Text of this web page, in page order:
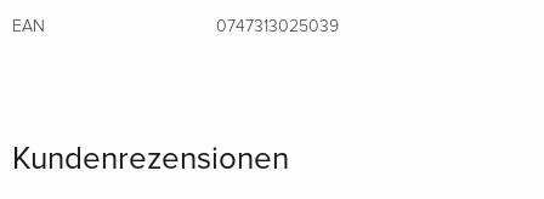
EAN 0747313025039
Kundenrezensionen